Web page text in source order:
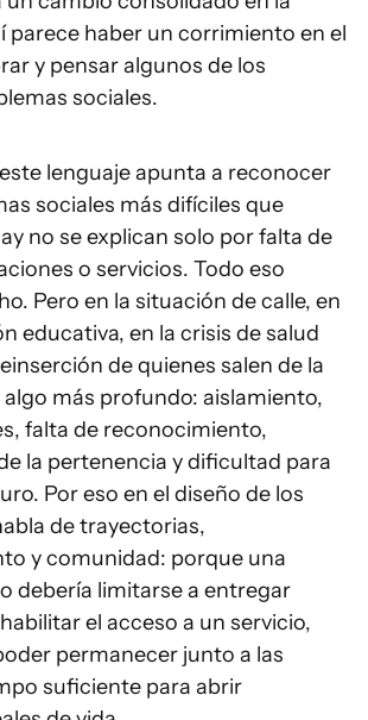
parece haber un corrimiento en el
y pensar algunos de los
sociales.
lenguaje apunta a reconocer
sociales más difíciles que
no se explican solo por falta de
o servicios. Todo eso
Pero en la situación de calle, en
educativa, en la crisis de salud
de quienes salen de la
más profundo: aislamiento,
falta de reconocimiento,
la pertenencia y dificultad para
Por eso en el diseño de los
de trayectorias,
y comunidad: porque una
debería limitarse a entregar
el acceso a un servicio,
permanecer junto a las
suficiente para abrir